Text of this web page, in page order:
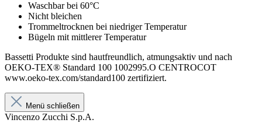
Waschbar bei 60°C
Nicht bleichen
Trommeltrocknen bei niedriger Temperatur
Bügeln mit mittlerer Temperatur
Bassetti Produkte sind hautfreundlich, atmungsaktiv und nach
OEKO-TEX® Standard 100 1002995.O CENTROCOT
www.oeko-tex.com/standard100 zertifiziert.
Menü schließen
Vincenzo Zucchi S.p.A.